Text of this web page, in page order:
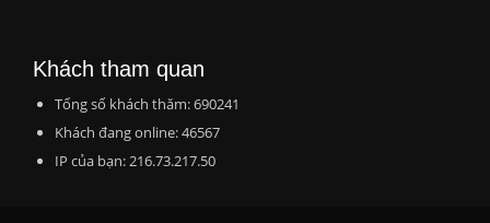
Khách tham quan
Tổng số khách thăm: 690241
Khách đang online: 46567
IP của bạn: 216.73.217.50